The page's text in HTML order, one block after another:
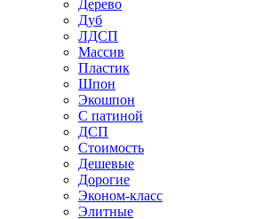
Дерево
Дуб
ЛДСП
Массив
Пластик
Шпон
Экошпон
С патиной
ДСП
Стоимость
Дешевые
Дорогие
Эконом-класс
Элитные